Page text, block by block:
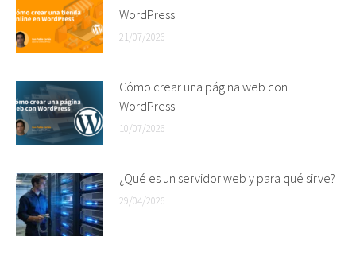
WordPress
21/07/2026
Cómo crear una página web con
WordPress
10/07/2026
¿Qué es un servidor web y para qué sirve?
29/04/2026